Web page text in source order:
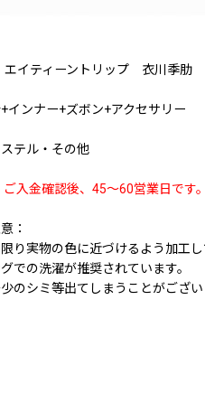
イティーントリップ 衣川季肋
ンナー+ズボン+アクセサリー
テル・その他
ご入金確認後、45〜60営業日です
：
り実物の色に近づけるよう加工
での洗濯が推奨されています。
のシミ等出てしまうことがござ